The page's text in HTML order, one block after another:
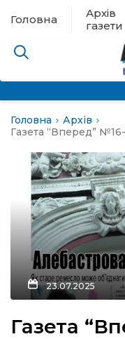
Головна
Архів
газети
евакуації
новини
Головна
Архів
Газета “Вперед”
23.07.2025
Газета